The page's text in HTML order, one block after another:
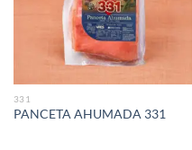
331
PANCETA AHUMADA 331